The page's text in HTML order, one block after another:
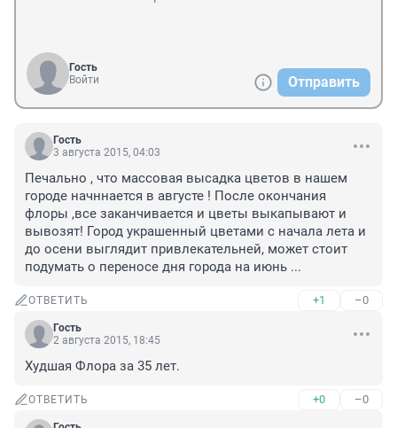
Гость
Войти
Отправить
Гость
3 августа 2015, 04:03
Печально , что массовая высадка цветов в нашем
городе начннается в августе ! После окончания
флоры ,все заканчивается и цветы выкапывают и
вывозят! Город украшенный цветами с начала лета и
до осени выглядит привлекательней, может стоит
подумать о переносе дня города на июнь ...
ОТВЕТИТЬ +1 –0
Гость
2 августа 2015, 18:45
Худшая Флора за 35 лет.
ОТВЕТИТЬ +0 –0